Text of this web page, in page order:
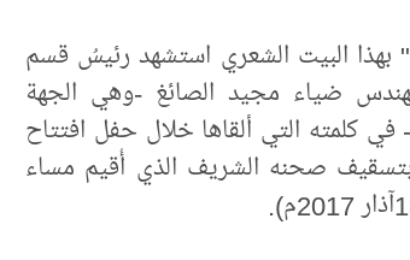
بهذا البيت الشعري استشهد رئيسُ قسم
ضياء مجيد الصائغ -وهي الجهة
كلمته التي ألقاها خلال حفل افتتاح
صحنه الشريف الذي أُقيم مساء